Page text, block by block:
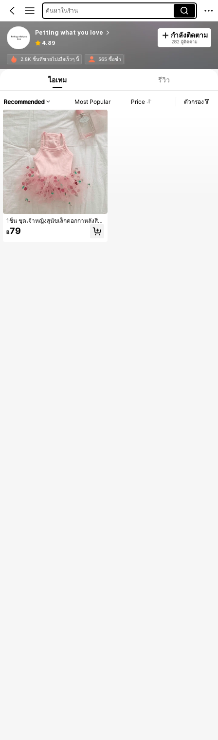
ค้นหาในร้าน
Petting what you love
4.89
กำลังติดตาม
282 ผู้ติดตาม
2.8K ชิ้นที่ขายไปเมื่อเร็วๆ นี้ 565 ซื้อซ้ำ
ไอเทม รีวิว
Recommended Most Popular Price ตัวกรอง
1ชิ้น ชุดเจ้าหญิงสุนัขเล็กดอกกาหลังสีช
มพูเลกแยกส่วนเชื่อมตะกร้อแขนกุด
฿79